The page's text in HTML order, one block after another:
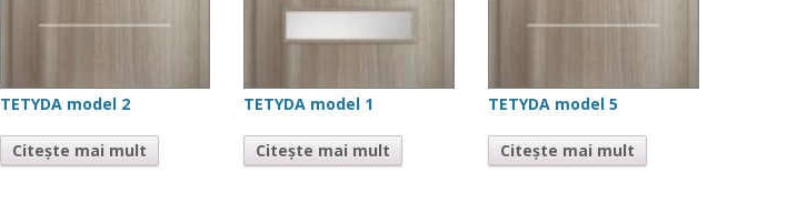
TETYDA model 2
Citește mai mult
TETYDA model 1
Citește mai mult
TETYDA model 5
Citește mai mult